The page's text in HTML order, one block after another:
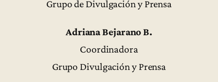
Grupo de Divulgación y Prensa
Adriana Bejarano B.
Coordinadora
Grupo Divulgación y Prensa